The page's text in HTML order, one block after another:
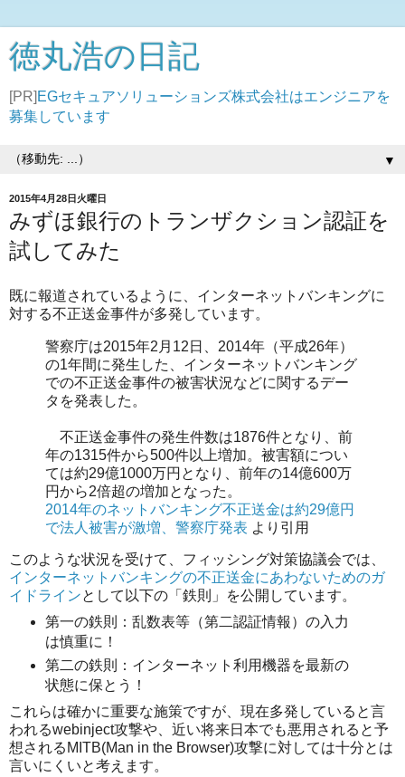
徳丸浩の日記
[PR] EGセキュアソリューションズ株式会社はエンジニアを
募集しています
▼
2015年4月28日火曜日
みずほ銀行のトランザクション認証を
試してみた
既に報道されているように、インターネットバンキングに
対する不正送金事件が多発しています。
警察庁は2015年2月12日、2014年（平成26年）
の1年間に発生した、インターネットバンキング
での不正送金事件の被害状況などに関するデー
タを発表した。
不正送金事件の発生件数は1876件となり、前
年の1315件から500件以上増加。被害額につい
ては約29億1000万円となり、前年の14億600万
円から2倍超の増加となった。
2014年のネットバンキング不正送金は約29億円
で法人被害が激増、警察庁発表 より引用
このような状況を受けて、フィッシング対策協議会では、
インターネットバンキングの不正送金にあわないためのガ
イドラインとして以下の「鉄則」を公開しています。
第一の鉄則：乱数表等（第二認証情報）の入力
は慎重に！
第二の鉄則：インターネット利用機器を最新の
状態に保とう！
これらは確かに重要な施策ですが、現在多発していると言
われるwebinject攻撃や、近い将来日本でも悪用されると予
想されるMITB(Man in the Browser)攻撃に対しては十分とは
言いにくいと考えます。